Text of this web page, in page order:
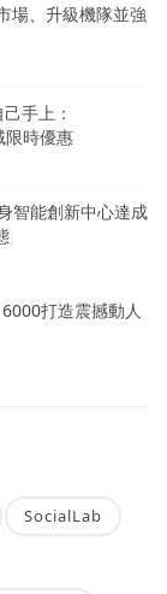
場、升級機隊並強
手上：
時優惠
智能創新中心達成
打造震撼動人
SocialLab